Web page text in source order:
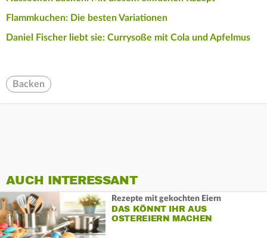
Flammkuchen: Die besten Variationen
Daniel Fischer liebt sie: Currysoße mit Cola und Apfelmus
Backen
AUCH INTERESSANT
Rezepte mit gekochten Eiern
DAS KÖNNT IHR AUS
OSTEREIERN MACHEN